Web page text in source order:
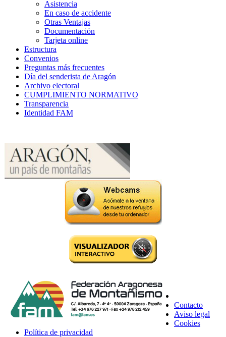
Asistencia
En caso de accidente
Otras Ventajas
Documentación
Tarjeta online
Estructura
Convenios
Preguntas más frecuentes
Día del senderista de Aragón
Archivo electoral
CUMPLIMIENTO NORMATIVO
Transparencia
Identidad FAM
Contacto
Aviso legal
Cookies
Política de privacidad